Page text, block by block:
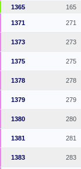
1365 165
1371 271
1373 273
1375 275
1378 278
1379 279
1380 280
1381 281
1383 283